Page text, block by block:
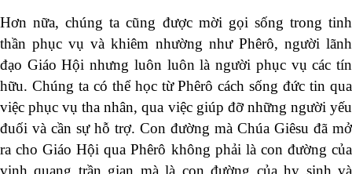
Hơn nữa, chúng ta cũng được mời gọi sống trong tinh
thần phục vụ và khiêm nhường như Phêrô, người lãnh
đạo Giáo Hội nhưng luôn luôn là người phục vụ các tín
hữu. Chúng ta có thể học từ Phêrô cách sống đức tin qua
việc phục vụ tha nhân, qua việc giúp đỡ những người yếu
đuối và cần sự hỗ trợ. Con đường mà Chúa Giêsu đã mở
ra cho Giáo Hội qua Phêrô không phải là con đường của
vinh quang trần gian mà là con đường của hy sinh và